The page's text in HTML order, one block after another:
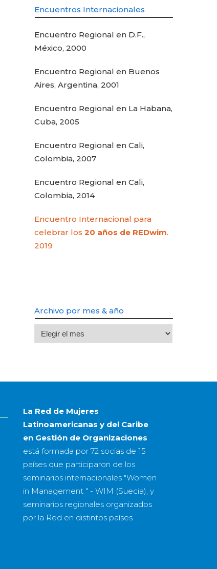
Encuentros Internacionales
Encuentro Regional en D.F.,
México, 2000
Encuentro Regional en Buenos
Aires, Argentina, 2001
Encuentro Regional en La Habana,
Cuba, 2005
Encuentro Regional en Cali,
Colombia, 2007
Encuentro Regional en Cali,
Colombia, 2014
Encuentro Internacional para
celebrar los 20 años de REDwim.
2019
Archivo por mes & año
Archivo
por
año
La Red de Mujeres
Latinoamericanas y del Caribe
en Gestión de Organizaciones
está formada por 72 sociasde 15
paísesque participaron de los
seminarios internacionales "Women
in Management " - WIM (Suecia), y
seminarios regionales organizados
por la Red en distintos países.